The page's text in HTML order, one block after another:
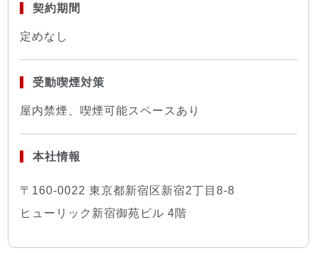
契約期間
定めなし
受動喫煙対策
屋内禁煙、喫煙可能スペースあり
本社情報
〒160-0022 東京都新宿区新宿2丁目8-8
ヒューリック新宿御苑ビル 4階